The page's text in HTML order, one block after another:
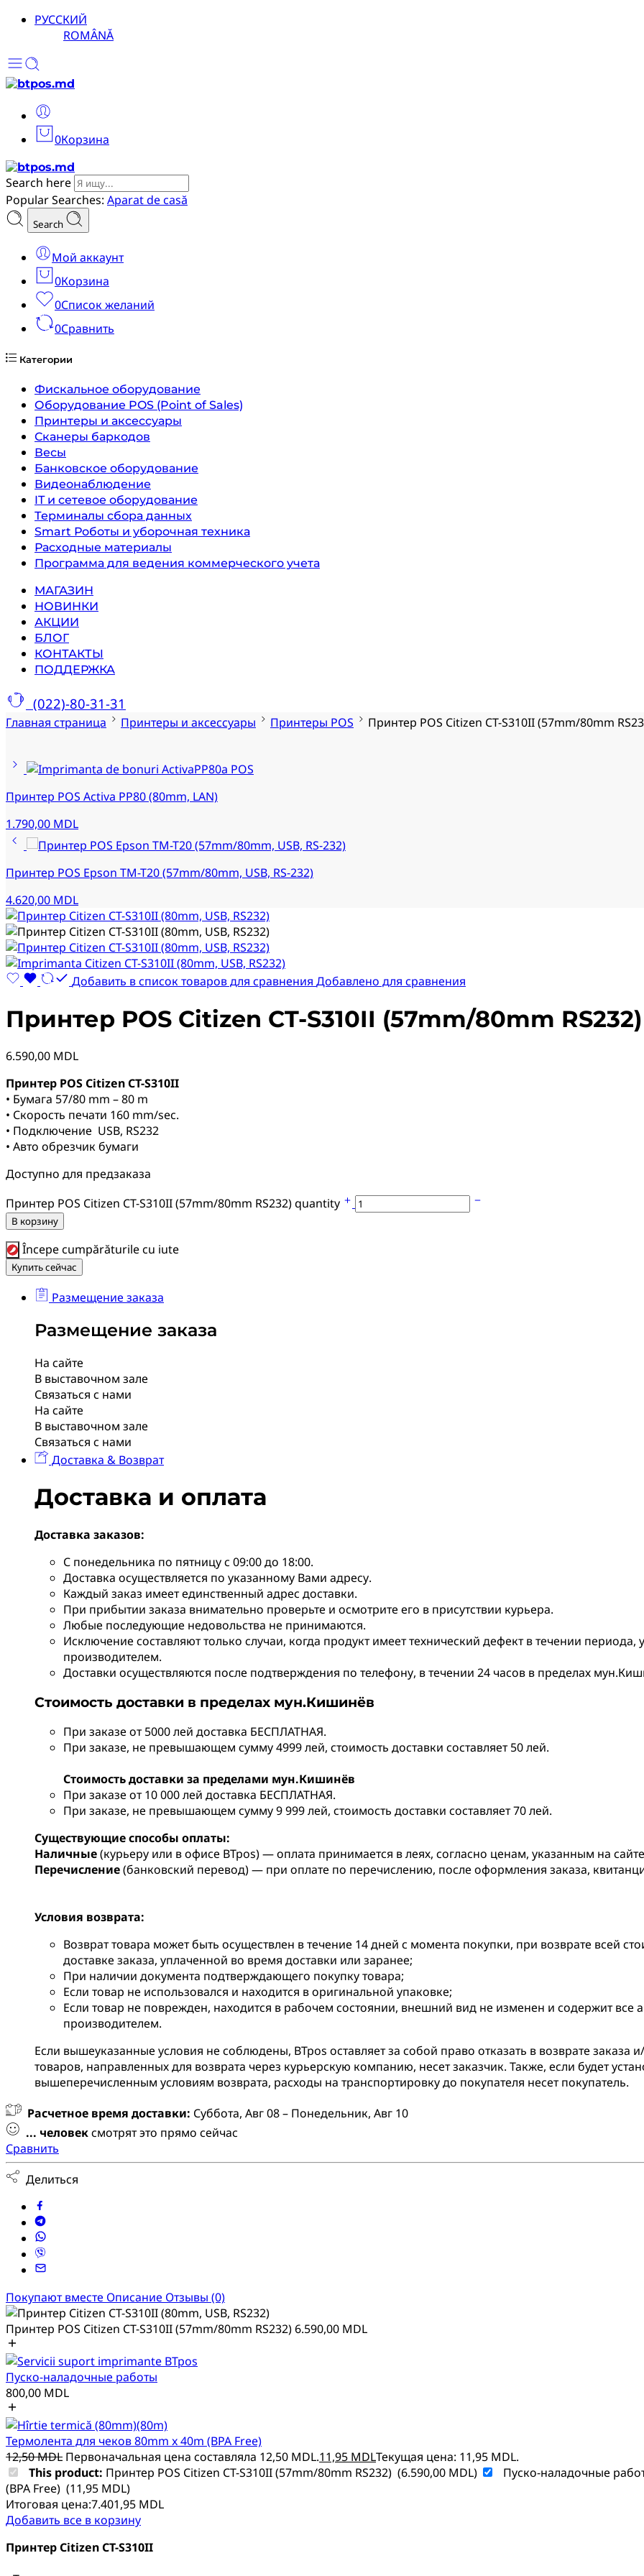
РУССКИЙ
ROMÂNĂ
0Корзина
Search here
Popular Searches: Aparat de casă
Search
Мой аккаунт
0Корзина
0Список желаний
0Сравнить
Категории
Фискальное оборудование
Оборудование POS (Point of Sales)
Принтеры и аксессуары
Сканеры баркодов
Весы
Банковское оборудование
Видеонаблюдение
IT и сетевое оборудование
Терминалы сбора данных
Smart Роботы и уборочная техника
Расходные материалы
Программа для ведения коммерческого учета
МАГАЗИН
НОВИНКИ
АКЦИИ
БЛОГ
КОНТАКТЫ
ПОДДЕРЖКА
(022)-80-31-31
Главная страница Принтеры и аксессуары Принтеры POS Принтер POS Citizen CT-S310II (57mm/80mm
Принтер POS Activa PP80 (80mm, LAN)
1.790,00 MDL
Принтер POS Epson TM-T20 (57mm/80mm, USB, RS-232)
4.620,00 MDL
Добавить в список товаров для сравнения Добавлено для сравнения
Принтер POS Citizen CT-S310II (57mm/80mm RS232)
6.590,00 MDL
Принтер POS Citizen CT-S310II
• Бумага 57/80 mm – 80 m
• Скорость печати 160 mm/sec.
• Подключение USB, RS232
• Авто обрезчик бумаги
Доступно для предзаказа
Принтер POS Citizen CT-S310II (57mm/80mm RS232) quantity
В корзину
Începe cumpărăturile cu iute
Купить сейчас
Размещение заказа
Размещение заказа
На сайте
В выставочном зале
Связаться с нами
На сайте
В выставочном зале
Связаться с нами
Доставка & Возврат
Доставка и оплата
Доставка заказов:
С понедельника по пятницу с 09:00 до 18:00.
Доставка осуществляется по указанному Вами адресу.
Каждый заказ имеет единственный адрес доставки.
При прибытии заказа внимательно проверьте и осмотрите его в присутствии курьера.
Любые последующие недовольства не принимаются.
Исключение составляют только случаи, когда продукт имеет технический дефект в течении
производителем.
Доставки осуществляются после подтверждения по телефону, в течении 24 часов в пределах
Стоимость доставки в пределах мун.Кишинёв
При заказе от 5000 лей доставка БЕСПЛАТНАЯ.
При заказе, не превышающем сумму 4999 лей, стоимость доставки составляет 50 лей.
Стоимость доставки за пределами мун.Кишинёв
При заказе от 10 000 лей доставка БЕСПЛАТНАЯ.
При заказе, не превышающем сумму 9 999 лей, стоимость доставки составляет 70 лей.
Существующие способы оплаты:
Наличные(курьеру или в офисе BTpos) — оплата принимается в леях, согласно ценам, указанным на
Перечисление(банковский перевод) — при оплате по перечислению, после оформления заказа,
Условия возврата:
Возврат товара может быть осуществлен в течение 14 дней с момента покупки, при возврате всей
доставке заказа, уплаченной во время доставки или заранее;
При наличии документа подтверждающего покупку товара;
Если товар не использовался и находится в оригинальной упаковке;
Если товар не поврежден, находится в рабочем состоянии, внешний вид не изменен и содержит все
производителем.
Если вышеуказанные условия не соблюдены, BTpos оставляет за собой право отказать в возврате заказа
товаров, направленных для возврата через курьерскую компанию, несет заказчик. Также, если будет
вышеперечисленным условиям возврата, расходы на транспортировку до покупателя несет покупатель.
Расчетное время доставки: Суббота, Авг 08 – Понедельник, Авг 10
... человексмотрят это прямо сейчас
Сравнить
Делиться
Покупают вместе Описание Отзывы (0)
Принтер POS Citizen CT-S310II (57mm/80mm RS232)6.590,00 MDL
Пуско-наладочные работы
800,00 MDL
Термолента для чеков 80mm x 40m (BPA Free)
12,50MDL Первоначальная цена составляла 12,50 MDL.11,95 MDLТекущая цена: 11,95 MDL.
This product: Принтер POS Citizen CT-S310II (57mm/80mm RS232) (6.590,00 MDL)
Пуско-наладочные
(BPA Free) (11,95 MDL)
Итоговая цена:7.401,95 MDL
Добавить все в корзину
Принтер Citizen CT-S310II